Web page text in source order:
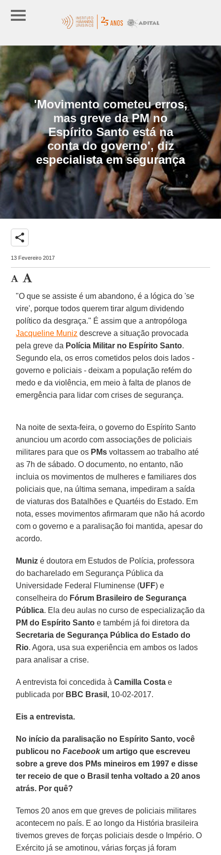
'Movimento cometeu erros,
mas greve da PM no
Espírito Santo está na
conta do governo', diz
especialista em segurança
share
13 Fevereiro 2017
"O que se assiste é um abandono, é a lógica do 'se
vire', porque todos querem tirar algum dividendo
político da desgraça." É assim que a antropóloga
Jacqueline Muniz descreve a situação provocada
pela greve da Polícia Militar no Espírito Santo.
Segundo ela, os erros cometidos pelos dois lados -
governo e policiais - deixam a população refém do
medo e da violência, em meio à falta de planos de
emergência para lidar com crises de segurança.
Na noite de sexta-feira, o governo do Espírito Santo
anunciou um acordo com associações de policiais
militares para que os PMs voltassem ao trabalho até
as 7h de sábado. O documento, no entanto, não
incluia os movimentos de mulheres e familiares dos
policiais que, na última semana, impediram a saída
de viaturas dos Batalhões e Quartéis do Estado. Em
nota, esses movimentos afirmaram que não há acordo
com o governo e a paralisação foi mantida, apesar do
acordo.
Muniz é doutora em Estudos de Polícia, professora
do bacharelado em Segurança Pública da
Universidade Federal Fluminense (UFF) e
conselheira do Fórum Brasileiro de Segurança
Pública. Ela deu aulas no curso de especialização da
PM do Espírito Santo e também já foi diretora da
Secretaria de Segurança Pública do Estado do
Rio. Agora, usa sua experiência em ambos os lados
para analisar a crise.
A entrevista foi concedida àCamilla Costa e
publicada por BBC Brasil, 10-02-2017.
Eis a entrevista.
No início da paralisação no Espírito Santo, você
publicou noFacebookum artigo que escreveu
sobre a greve dos PMs mineiros em 1997 e disse
ter receio de que o Brasil tenha voltado a 20 anos
atrás. Por quê?
Temos 20 anos em que greves de policiais militares
acontecem no país. E ao longo da História brasileira
tivemos greves de forças policiais desde o Império. O
Exército já se amotinou, várias forças já foram